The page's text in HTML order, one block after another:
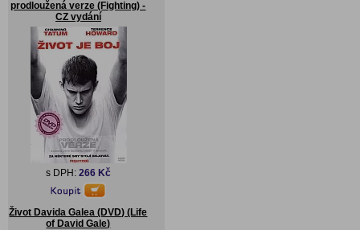
prodloužená verze (Fighting) -
CZ vydání
s DPH: 266 Kč
Život Davida Galea (DVD) (Life
of David Gale)